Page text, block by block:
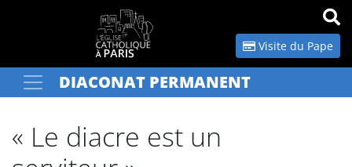
Visite du Pape
Votre rechercheDIACONAT PERMANENT
« Le diacre est un
Panneau de gestion des cookies